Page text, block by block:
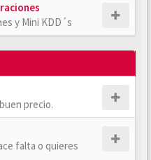
y Mini KDD´s
precio.
falta o quieres